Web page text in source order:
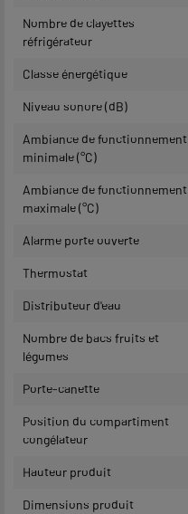
Nombre de clayettes
réfrigérateur
Classe énergétique
Niveau sonore (dB)
Ambiance de fonctionnement
minimale (°C)
Ambiance de fonctionnement
maximale (°C)
Alarme porte ouverte
Thermostat
Distributeur d'eau
Nombre de bacs fruits et
légumes
Porte-canette
Position du compartiment
congélateur
Hauteur produit
Dimensions produit